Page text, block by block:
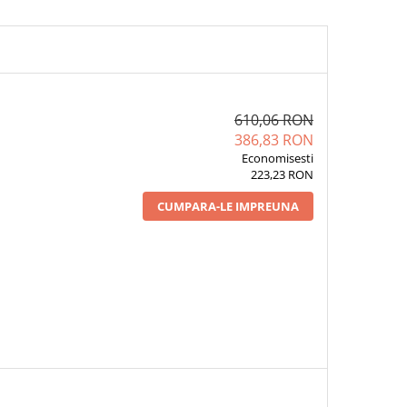
610,06 RON
386,83 RON
Economisesti
223,23 RON
CUMPARA-LE IMPREUNA